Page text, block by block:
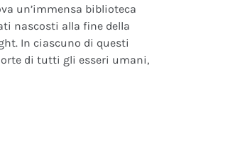
un’immensa biblioteca
nascosti alla fine della
In ciascuno di questi
di tutti gli esseri umani,